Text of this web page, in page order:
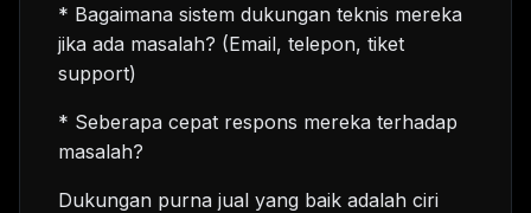
* Bagaimana sistem dukungan teknis mereka
jika ada masalah? (Email, telepon, tiket
support)
* Seberapa cepat respons mereka terhadap
masalah?
Dukungan purna jual yang baik adalah ciri